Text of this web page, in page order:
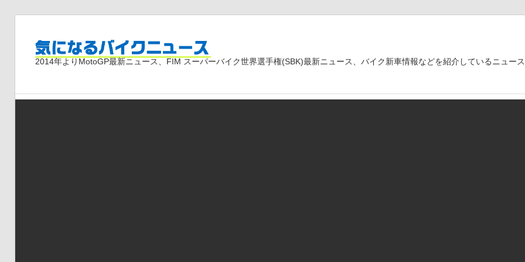
気
に
2014年よりMotoGP最新ニュース、FIM スーパーバイク世界選手権(SBK)最新ニュース、バイク新車情報などを紹介しているニュース